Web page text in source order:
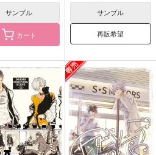
サンプル
カート
サンプル
再販希望